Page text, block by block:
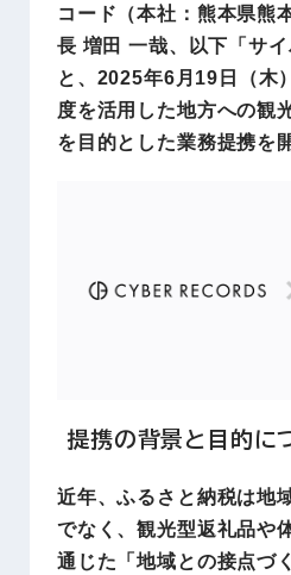
コード（本社：熊本県熊
長 増田 一哉、以下「サイ
と、2025年6月19日（木
度を活用した地方への観
を目的とした業務提携を
提携の背景と目的に
近年、ふるさと納税は地
でなく、観光型返礼品や
通じた「地域との接点づ